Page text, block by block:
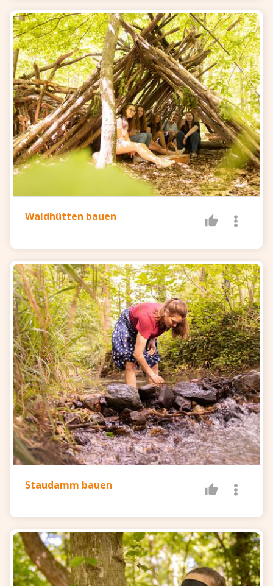
Waldhütten bauen
Staudamm bauen